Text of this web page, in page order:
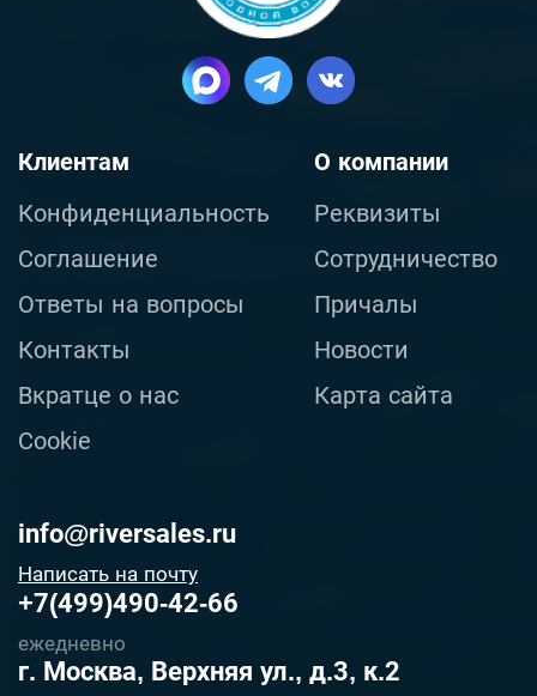
Клиентам
Конфиденциальность
Соглашение
Ответы на вопросы
Контакты
Вкратце о нас
Cookie
О компании
Реквизиты
Сотрудничество
Причалы
Новости
Карта сайта
info@riversales.ru
Написать на почту
+7(499)490-42-66
ежедневно
г. Москва, Верхняя ул., д.3, к.2